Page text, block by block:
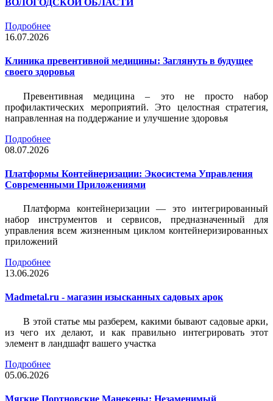
Подробнее
16.07.2026
Клиника превентивной медицины: Заглянуть в будущее
своего здоровья
Превентивная медицина – это не просто набор
профилактических мероприятий. Это целостная стратегия,
направленная на поддержание и улучшение здоровья
Подробнее
08.07.2026
Платформы Контейнеризации: Экосистема Управления
Современными Приложениями
Платформа контейнеризации — это интегрированный
набор инструментов и сервисов, предназначенный для
управления всем жизненным циклом контейнеризированных
приложений
Подробнее
13.06.2026
Madmetal.ru - магазин изысканных садовых арок
В этой статье мы разберем, какими бывают садовые арки,
из чего их делают, и как правильно интегрировать этот
элемент в ландшафт вашего участка
Подробнее
05.06.2026
Мягкие Портновские Манекены: Незаменимый